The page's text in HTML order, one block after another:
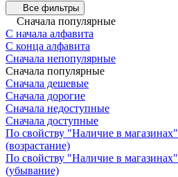
Все фильтры
Сначала популярные
С начала алфавита
С конца алфавита
Сначала непопулярные
Сначала популярные
Сначала дешевые
Сначала дорогие
Сначала недоступные
Сначала доступные
По свойству "Наличие в магазинах"
(возрастание)
По свойству "Наличие в магазинах"
(убывание)